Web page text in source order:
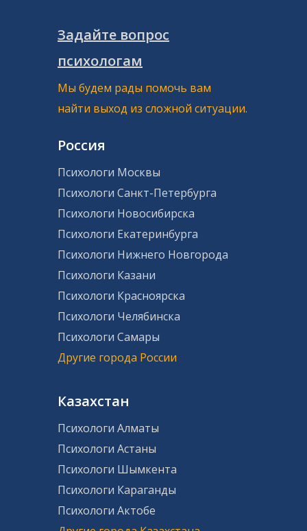
Задайте вопрос
психологам
Мы будем рады помочь вам
найти выход из сложной ситуации.
Россия
Психологи Москвы
Психологи Санкт-Петербурга
Психологи Новосибирска
Психологи Екатеринбурга
Психологи Нижнего Новгорода
Психологи Казани
Психологи Красноярска
Психологи Челябинска
Психологи Самары
Другие города России
Казахстан
Психологи Алматы
Психологи Астаны
Психологи Шымкента
Психологи Караганды
Психологи Актобе